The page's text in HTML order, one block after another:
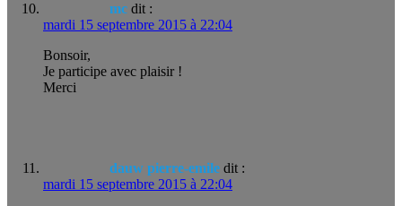
mc dit :
mardi 15 septembre 2015 à 22:04
Bonsoir,
Je participe avec plaisir !
Merci
dauw pierre-emile dit :
mardi 15 septembre 2015 à 22:04